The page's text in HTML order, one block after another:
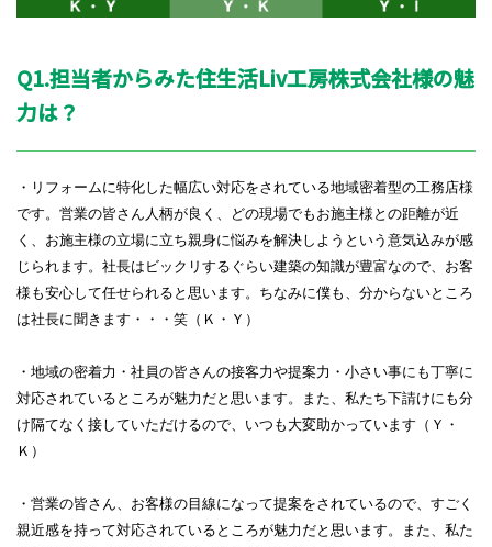
Q1.担当者からみた住生活Liv工房株式会社様の魅
力は？
・リフォームに特化した幅広い対応をされている地域密着型の工務店様
です。営業の皆さん人柄が良く、どの現場でもお施主様との距離が近
く、お施主様の立場に立ち親身に悩みを解決しようという意気込みが感
じられます。社長はビックリするぐらい建築の知識が豊富なので、 お客
様も安心して任せられると思います。ちなみに僕も、分からないところ
は社長に聞きます・・・笑（Ｋ・Ｙ）
・地域の密着力・社員の皆さんの接客力や提案力・小さい事にも丁寧に
対応されているところが魅力だと思います。また、私たち下請けにも分
け隔てなく接していただけるので、いつも大変助かっています（Ｙ・
Ｋ）
・営業の皆さん、お客様の目線になって提案をされているので、すごく
親近感を持って対応されているところが魅力だと思います。また、私た